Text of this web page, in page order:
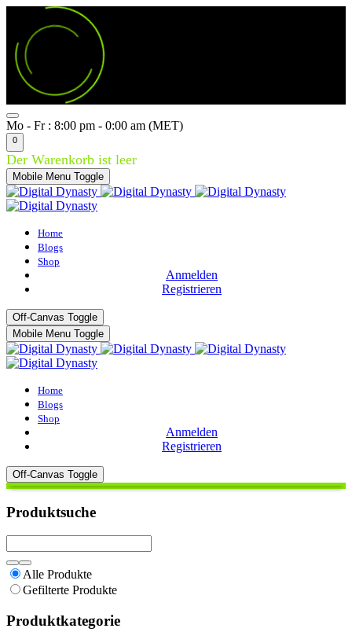
Mo - Fr : 8:00 pm - 0:00 am (MET)
0
Der Warenkorb ist leer
Mobile Menu Toggle
Home
Blogs
Shop
Anmelden
Registrieren
Off-Canvas Toggle
Mobile Menu Toggle
Home
Blogs
Shop
Anmelden
Registrieren
Off-Canvas Toggle
Produktsuche
Alle Produkte
Gefilterte Produkte
Produktkategorie